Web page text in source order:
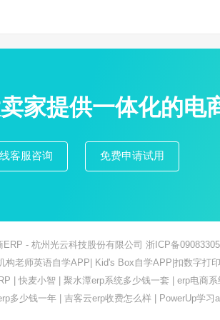
家提供一体化的电
客服咨询 免费申请试用
ERP - 杭州光云科技股份有限公司 浙ICP备
构老师英语自学APP| Kid's Box自学APP|扣数字打
| 快麦小智 | 聚水潭erp系统多少钱一套 | erp电商系
多少钱一年| 吉客云erp收费怎么样| PowerUp学习